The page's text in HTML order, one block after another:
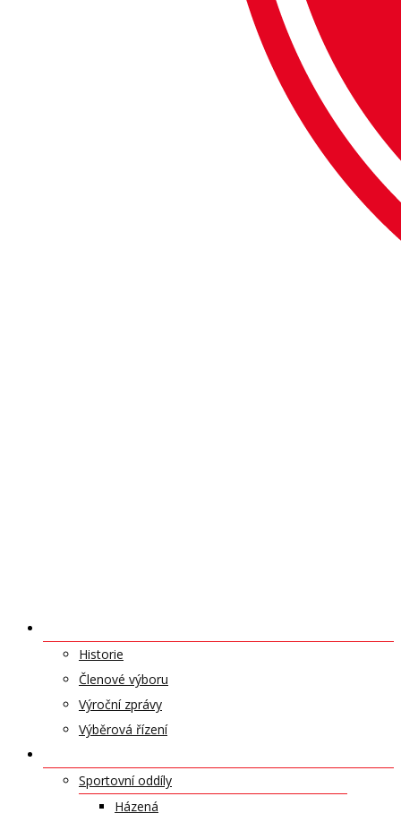
Historie
Členové výboru
Výroční zprávy
Výběrová řízení
Sportovní oddíly
Házená